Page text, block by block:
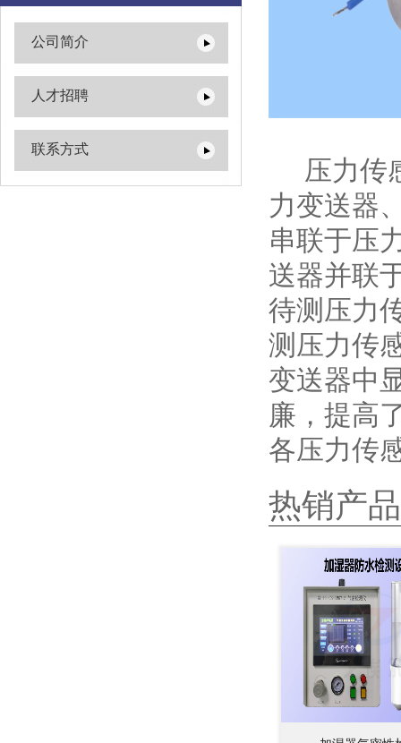
公司简介
人才招聘
联系方式
压力传
力变送器
串联于压
送器并联
待测压力
测压力传
变送器中
廉，提高
各压力传
热销产